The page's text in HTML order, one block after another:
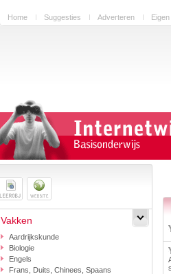
Home Suggesties Adverteren
Vakken
Aardrijkskunde
Biologie
Engels
Frans, Duits, Chinees, Spaans